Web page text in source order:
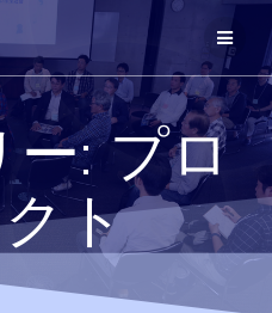
テ
ツ
へ
キ
ッ
プ
ー:プロ
ト